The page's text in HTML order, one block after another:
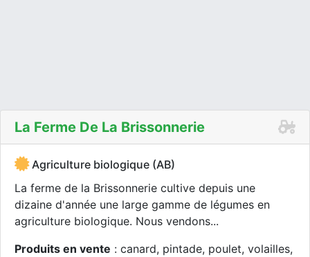
La Ferme De La Brissonnerie
Agriculture biologique (AB)
La ferme de la Brissonnerie cultive depuis une
dizaine d'année une large gamme de légumes en
agriculture biologique. Nous vendons...
Produits en vente : canard, pintade, poulet, volailles,